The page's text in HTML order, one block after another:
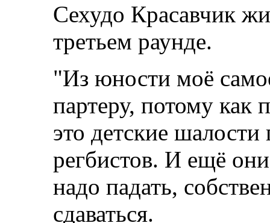
Сехудо Красавчик
третьем раунде.
"Из юности моё
партеру, потому как
это детские
регбистов. И ещё
надо падать,
сдаваться.